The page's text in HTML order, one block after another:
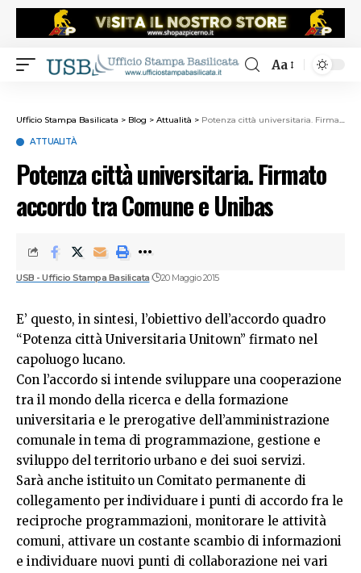
Aa
Ufficio Stampa Basilicata > Blog > Attualità > Potenza città universitaria. Firmato accordo tra Comune e Unibas
ATTUALITÀ
Potenza città universitaria. Firmato
accordo tra Comune e Unibas
USB - Ufficio Stampa Basilicata 20 Maggio 2015
E’ questo, in sintesi, l’obiettivo dell’accordo quadro
“Potenza città Universitaria Unitown” firmato nel
capoluogo lucano.
Con l’accordo si intende sviluppare una cooperazione
tra il mondo della ricerca e della formazione
universitaria e le prerogative dell’amministrazione
comunale in tema di programmazione, gestione e
sviluppo del territorio urbano e dei suoi servizi.
Sarà anche istituito un Comitato permanente di
collegamento per individuare i punti di accordo fra le
reciproche programmazioni, monitorare le attività
comuni, attivare un costante scambio di informazioni
e individuare nuovi punti di collaborazione nei vari